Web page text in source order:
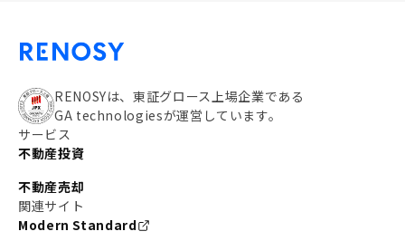
RENOSYは、東証グロース上場企業である
GA technologiesが運営しています。
サービス
不動産投資
不動産売却
関連サイト
Modern Standard